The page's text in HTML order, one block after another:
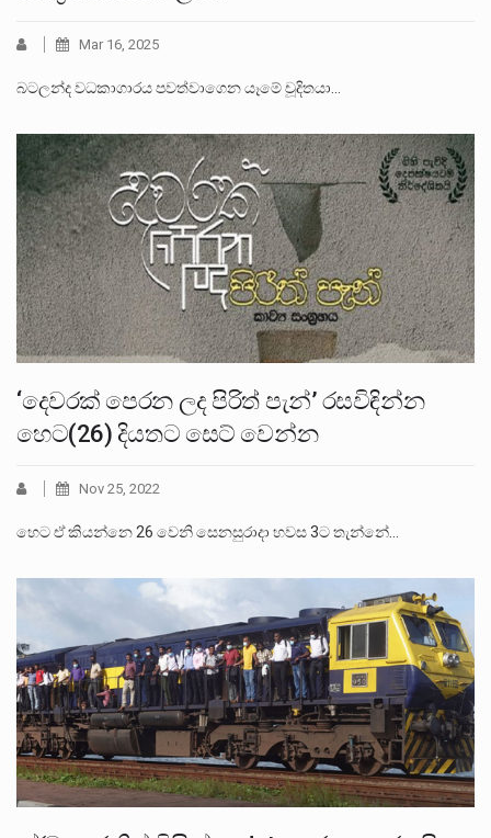
Mar 16, 2025
බටලන්ද වධකාගාරය පවත්වාගෙන යෑමේ චූදිතයා…
‘දෙවරක් පෙරන ලද පිරිත් පැන්’ රසවිඳින්න
හෙට(26) දියතට සෙට් වෙන්න
Nov 25, 2022
හෙට ඒ කියන්නෙ 26 වෙනි සෙනසුරාදා හවස 3ට තැන්නේ…